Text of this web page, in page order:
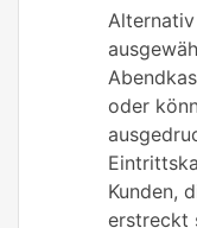
oder
Kunden,
erstreckt